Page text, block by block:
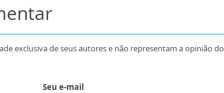
exclusiva de seus autores e não representam a opinião do
Seu e-mail